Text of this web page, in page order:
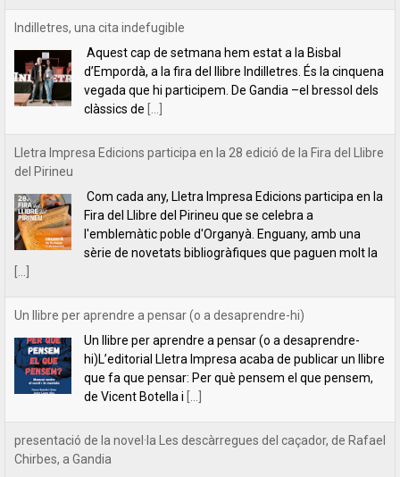
Lletra Impresa Edicions participa en la 28 edició de la Fira del Llibre
del Pirineu
Com cada any, Lletra Impresa Edicions participa en la
Fira del Llibre del Pirineu que se celebra a
l'emblemàtic poble d'Organyà. Enguany, amb una
sèrie de novetats bibliogràfiques que paguen molt la
Un llibre per aprendre a pensar (o a desaprendre-hi)
Un llibre per aprendre a pensar (o a desaprendre-
hi)L’editorial Lletra Impresa acaba de publicar un llibre
que fa que pensar: Per què pensem el que pensem,
de Vicent Botella i[...]
presentació de la novel·la Les descàrregues del caçador, de Rafael
Chirbes, a Gandia
Ens plau convidar-vos a la presentació de la novel·la
Les descàrregues del caçador, de Rafael Chirbes, a
Gandia, que tindrà lloc a la llibreria Ambra Llibres (Av.
Alacant, 12), el [...]
INDILLETRES 2023. CRÒNICA.
És el quart any que anem a l’Indilletres, la Fira del